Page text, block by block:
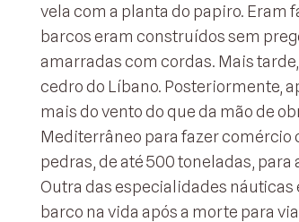
vela com a planta do papiro. Eram
barcos eram construídos sem
amarradas com cordas. Mais
cedro do Líbano. Posteriormente,
mais do vento do que da mão de
Mediterrâneo para fazer comércio
pedras, de até 500 toneladas,
Outra das especialidades
barco na vida após a morte para